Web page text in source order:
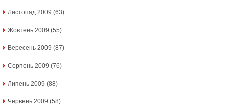
Листопад 2009 (63)
Жовтень 2009 (55)
Вересень 2009 (87)
Серпень 2009 (76)
Липень 2009 (88)
Червень 2009 (58)